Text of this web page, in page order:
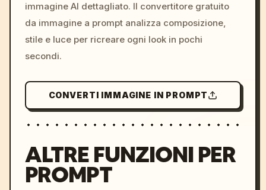
immagine AI dettagliato. Il convertitore gratuito
da immagine a prompt analizza composizione,
stile e luce per ricreare ogni look in pochi
secondi.
CONVERTI IMMAGINE IN PROMPT
ALTRE FUNZIONI PER
PROMPT